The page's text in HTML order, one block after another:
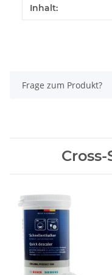
Produkteigenschaft
Wert
Inhalt:
Frage zum Produkt?